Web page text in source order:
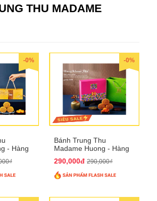
THU MADAME
-0%
- Hàng
-0%
Bánh Trung Thu
Madame Huong - Hàng
290,000đ 290,000₫